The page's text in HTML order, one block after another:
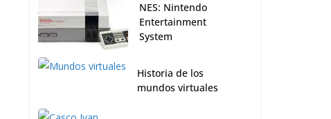
NES: Nintendo
Entertainment
System
Historia de los
mundos virtuales